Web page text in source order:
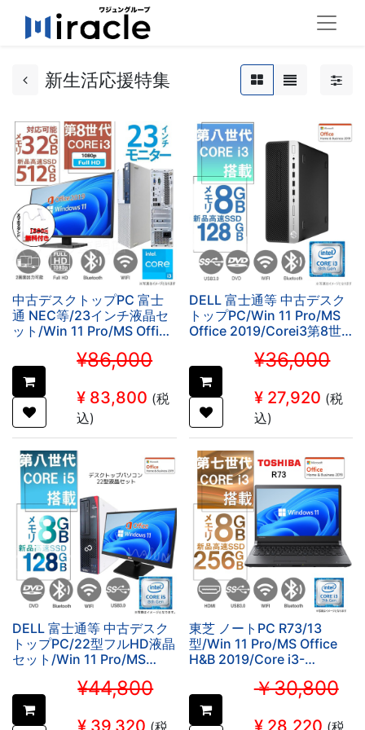
新生活応援特集
中古デスクトップPC 富士
通 NEC等/23インチ液晶セ
ット/Win 11 Pro/MS Office
8100/WIFI/Bluetooth/32GB/SSD512GB
(整備済み品)
¥86,000
¥ 83,800 (税
込)
DELL 富士通等 中古デスク
トップPC/Win 11 Pro/MS
Office 2019/Corei3第8世
能/WIFI/Bluetooth/DVD-
ROM/8GB/SSD128GB (整
備済み品)
¥36,000
¥ 27,920 (税
込)
DELL 富士通等 中古デスク
トップPC/22型フルHD液晶
セット/Win 11 Pro/MS
代/WIFI/Bluetooth/DVD-
ROM/8GB/SSD128GB (整
備済み品)
¥44,800
¥ 39,320 (税
東芝 ノートPC R73/13
型/Win 11 Pro/MS Office
H&B 2019/Core i3-
SSD (整備済み品)￥30,800
¥ 28,220 (税